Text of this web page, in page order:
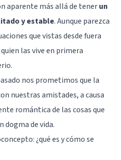
aparente más allá de tenerun
y estable. Aunque parezca
que vistas desde fuera
las vive en primera
nos prometimos que la
nuestras amistades, a causa
romántica de las cosas que
dogma de vida.
¿qué es y cómo se